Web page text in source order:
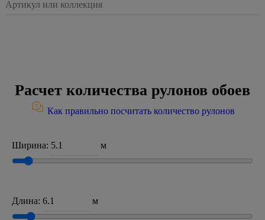
Расчет количества рулонов обоев
Как правильно посчитать количество рулонов
Ширина: м
Длина: м